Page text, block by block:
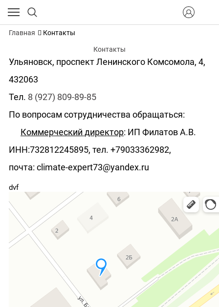
Главная Контакты
Контакты
Ульяновск, проспект Ленинского Комсомола, 4,
432063
Тел. 8 (927) 809-89-85
По вопросам сотрудничества обращаться:
Коммерческий директор: ИП Филатов А.В.
ИНН:732812245895, тел. +79033362982,
почта: climate-expert73@yandex.ru
dvf